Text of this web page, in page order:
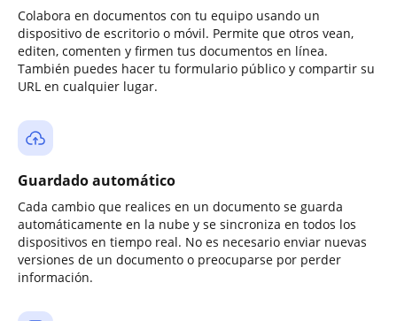
Colabora en documentos con tu equipo usando un
dispositivo de escritorio o móvil. Permite que otros vean,
editen, comenten y firmen tus documentos en línea.
También puedes hacer tu formulario público y compartir su
URL en cualquier lugar.
Guardado automático
Cada cambio que realices en un documento se guarda
automáticamente en la nube y se sincroniza en todos los
dispositivos en tiempo real. No es necesario enviar nuevas
versiones de un documento o preocuparse por perder
información.